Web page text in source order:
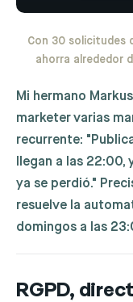
Con 30 solicitudes
ahorra alrededor
Mi hermano
marketer varias
recurrente:
llegan a las
ya se perdió."
resuelve la
domingos a las
RGPD,